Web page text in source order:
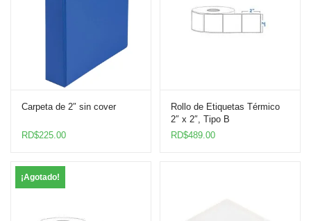
Carpeta de 2″ sin cover
RD$225.00
Rollo de Etiquetas Térmico
2″ x 2″, Tipo B
RD$489.00
¡Agotado!